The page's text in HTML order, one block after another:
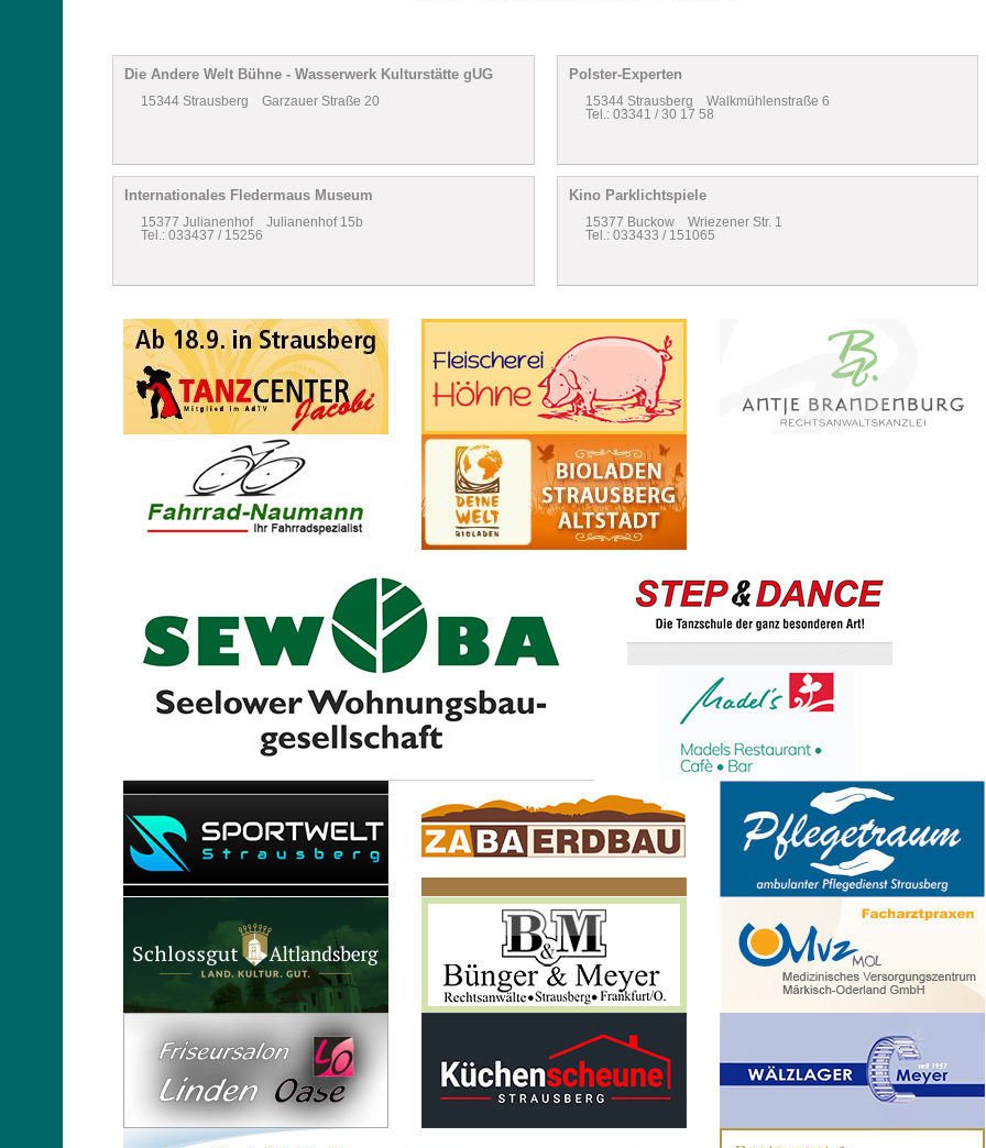
Die Andere Welt Bühne - Wasserwerk Kulturstätte gUG
15344 Strausberg Garzauer Straße 20
Polster-Experten
15344 Strausberg Walkmühlenstraße 6
Tel.: 03341 / 30 17 58
Internationales Fledermaus Museum
15377 Julianenhof Julianenhof 15b
Tel.: 033437 / 15256
Kino Parklichtspiele
15377 Buckow Wriezener Str. 1
Tel.: 033433 / 151065